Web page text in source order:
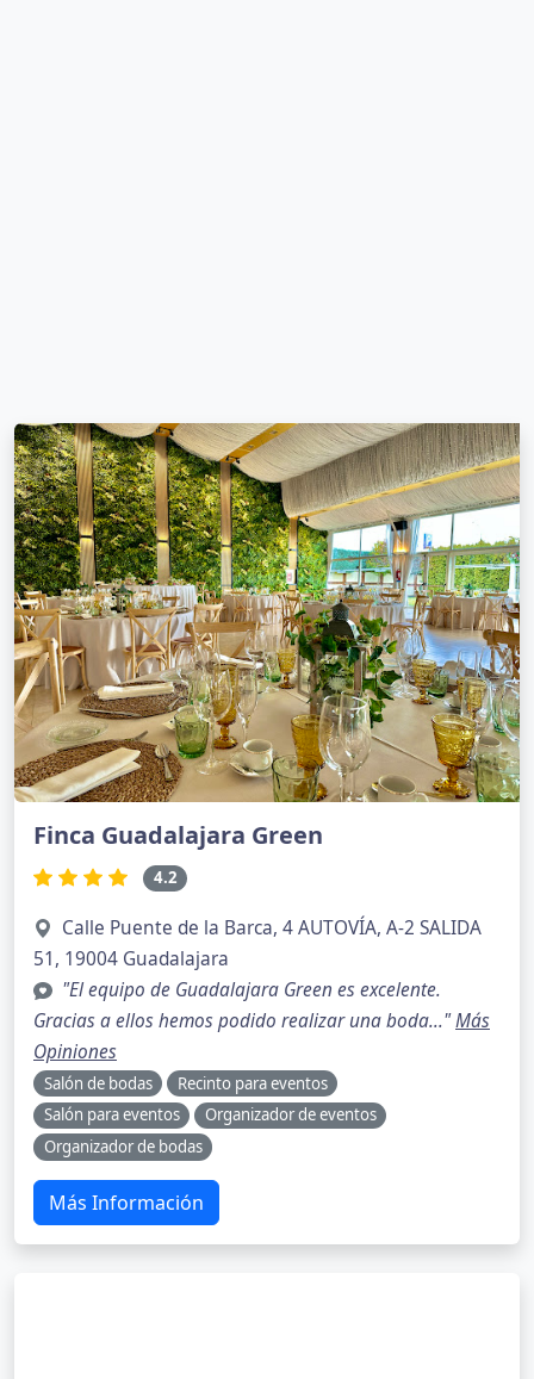
Finca Guadalajara Green
4.2
Calle Puente de la Barca, 4 AUTOVÍA, A-2 SALIDA
51, 19004 Guadalajara
"El equipo de Guadalajara Green es excelente.
Gracias a ellos hemos podido realizar una boda..."Más
Opiniones
Salón de bodas
Recinto para eventos
Salón para eventos
Organizador de eventos
Organizador de bodas
Más Información